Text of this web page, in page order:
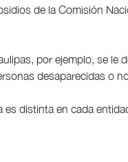
de la Comisión
por ejemplo, se le
desaparecidas o
es distinta en cada